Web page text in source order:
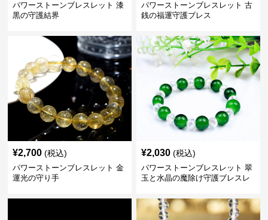
パワーストーンブレスレット 漆
黒の守護結界
パワーストーンブレスレット 古
銭の福運守護ブレス
¥2,700 (税込)
パワーストーンブレスレット 金
運光の守り手
¥2,030 (税込)
パワーストーンブレスレット 翠
玉と水晶の魔除け守護ブレスレ